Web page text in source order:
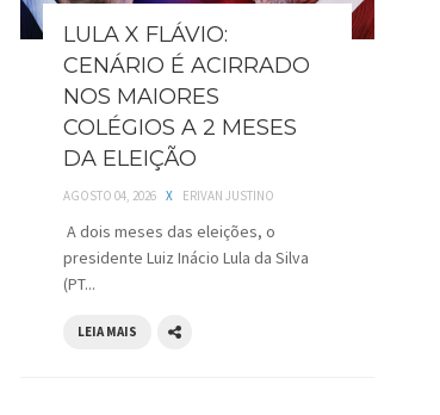
LULA X FLÁVIO:
CENÁRIO É ACIRRADO
NOS MAIORES
COLÉGIOS A 2 MESES
DA ELEIÇÃO
AGOSTO 04, 2026 X ERIVAN JUSTINO
A dois meses das eleições, o
presidente Luiz Inácio Lula da Silva
(PT...
LEIA MAIS